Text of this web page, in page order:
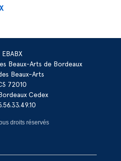
EBABX
Beaux-Arts de Bordeaux
Beaux-Arts
72010
Cedex
droits réservés